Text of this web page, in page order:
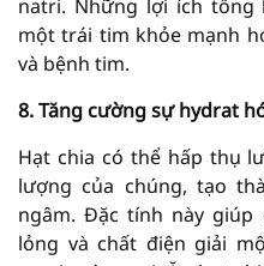
natri. Những lợi ích tổng
một trái tim khỏe mạnh
và bệnh tim.
8. Tăng cường sự hydrat
Hạt chia có thể hấp thụ
lượng của chúng, tạo
ngâm. Đặc tính này
lỏng và chất điện giải